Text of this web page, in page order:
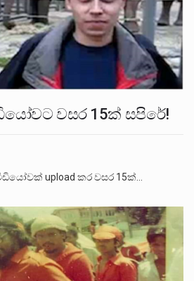
වසර 15ක් සපිරේ!
upload කර වසර 15ක්…